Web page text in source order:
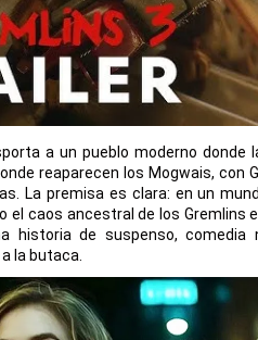
a un pueblo moderno donde
reaparecen los Mogwais, con
La premisa es clara: en un
el caos ancestral de los Gremlins
historia de suspenso,
la butaca.